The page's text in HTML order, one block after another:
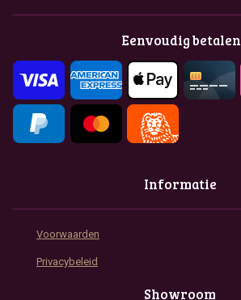
b
o
k
a
r
a
m
s
p
p
Eenvoudig betalen
Informatie
Voorwaarden
Privacybeleid
Showroom